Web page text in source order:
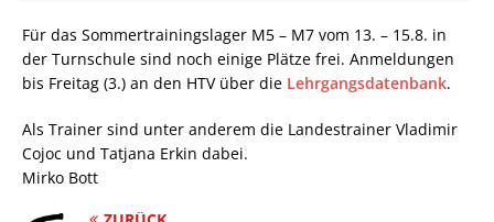
Für das Sommertrainingslager M5 – M7 vom 13. – 15.8. in
der Turnschule sind noch einige Plätze frei. Anmeldungen
bis Freitag (3.) an den HTV über die Lehrgangsdatenbank.
Als Trainer sind unter anderem die Landestrainer Vladimir
Cojoc und Tatjana Erkin dabei.
Mirko Bott